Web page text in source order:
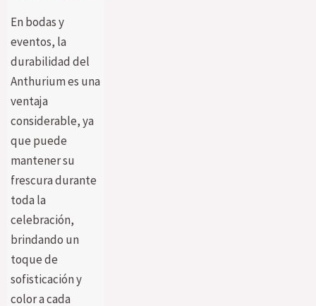
En bodas y
eventos, la
durabilidad del
Anthurium es una
ventaja
considerable, ya
que puede
mantener su
frescura durante
toda la
celebración,
brindando un
toque de
sofisticación y
color a cada